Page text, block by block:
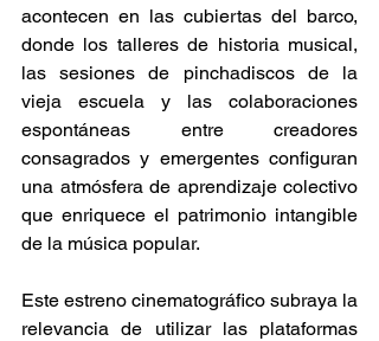
acontecen en las cubiertas del barco,
donde los talleres de historia musical,
las sesiones de pinchadiscos de la
vieja escuela y las colaboraciones
espontáneas entre creadores
consagrados y emergentes configuran
una atmósfera de aprendizaje colectivo
que enriquece el patrimonio intangible
de la música popular.
Este estreno cinematográfico subraya la
relevancia de utilizar las plataformas